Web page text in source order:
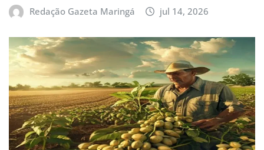
Redação Gazeta Maringá jul 14, 2026